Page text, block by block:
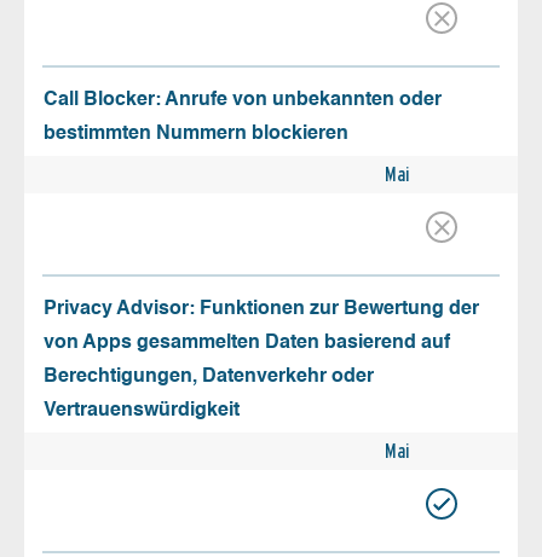
Call Blocker: Anrufe von unbekannten oder
bestimmten Nummern blockieren
Mai
Privacy Advisor: Funktionen zur Bewertung der
von Apps gesammelten Daten basierend auf
Berechtigungen, Datenverkehr oder
Vertrauenswürdigkeit
Mai